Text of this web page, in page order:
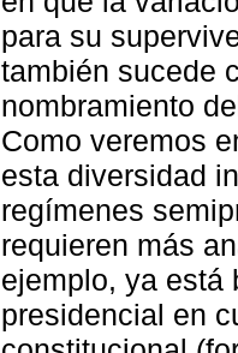
para su
también sucede
nombramiento
Como veremos
esta diversidad
regímenes
requieren más
ejemplo, ya está
presidencial en